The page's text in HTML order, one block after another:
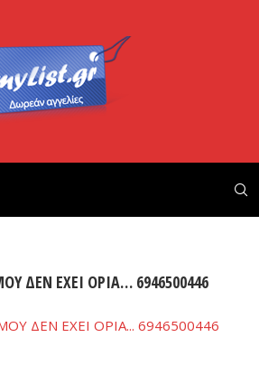
ΔΕΝ ΕΧΕΙ ΟΡΙΑ… 6946500446